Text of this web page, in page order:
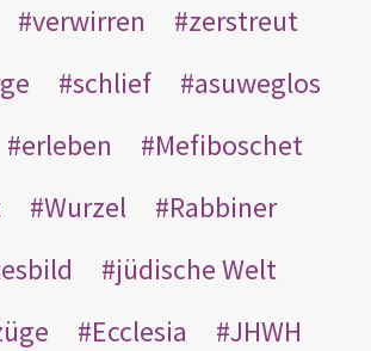
verwirren
zerstreut
schlief
asuweglos
erleben
Mefiboschet
Wurzel
Rabbiner
jüdische Welt
Ecclesia
JHWH